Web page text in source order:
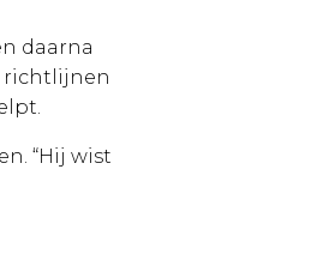
daarna
richtlijnen
“Hij wist